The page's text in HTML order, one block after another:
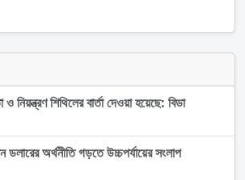
নিয়ন্ত্রণ শিথিলের বার্তা দেওয়া হয়েছে: বিডা
ডলারের অর্থনীতি গড়তে উচ্চপর্যায়ের সংলাপ